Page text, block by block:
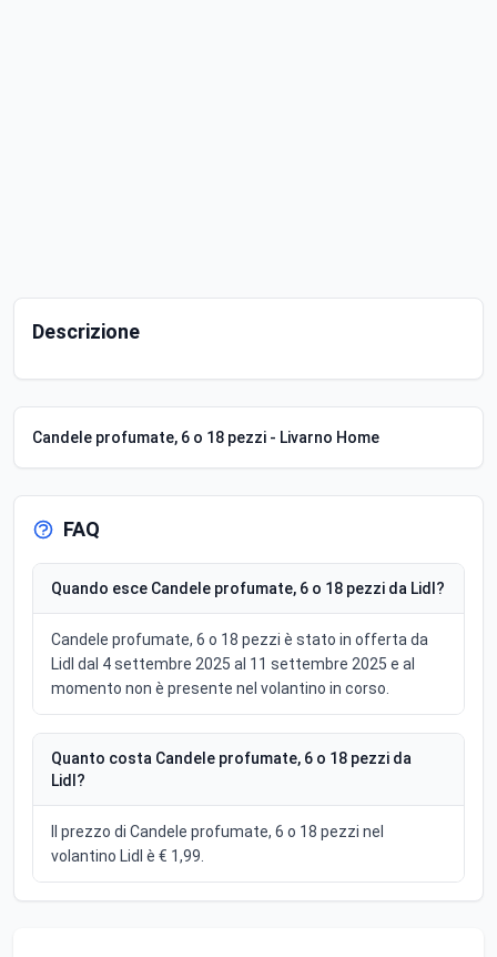
Descrizione
Candele profumate, 6 o 18 pezzi - Livarno Home
FAQ
Quando esce Candele profumate, 6 o 18 pezzi da Lidl?
Candele profumate, 6 o 18 pezzi è stato in offerta da
Lidl dal 4 settembre 2025 al 11 settembre 2025 e al
momento non è presente nel volantino in corso.
Quanto costa Candele profumate, 6 o 18 pezzi da
Lidl?
Il prezzo di Candele profumate, 6 o 18 pezzi nel
volantino Lidl è € 1,99.